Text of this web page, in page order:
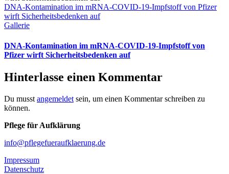
DNA-Kontamination im mRNA-COVID-19-Impfstoff von Pfizer
wirft Sicherheitsbedenken auf
Gallerie
DNA-Kontamination im mRNA-COVID-19-Impfstoff von
Pfizer wirft Sicherheitsbedenken auf
Hinterlasse einen Kommentar
Du musst angemeldet sein, um einen Kommentar schreiben zu
können.
Pflege für Aufklärung
info@pflegefueraufklaerung.de
Impressum
Datenschutz